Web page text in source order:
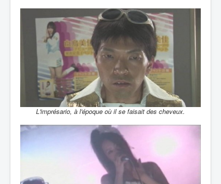
L'imprésario, à l'époque où il se faisait des cheveux.